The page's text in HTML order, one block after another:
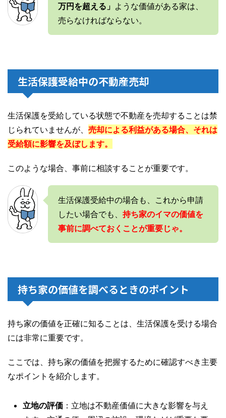
万円を超える」 ような価値がある家は、
売らなければならない。
生活保護受給中の不動産売却
生活保護を受給している状態で不動産を売却することは禁
じられていませんが、 売却による利益がある場合、それは
受給額に影響を及ぼします。
このような場合、事前に相談することが重要です。
生活保護受給中の場合も、これから申請
したい場合でも、 持ち家のイマの価値を
事前に調べておくことが重要じゃ。
持ち家の価値を調べるときのポイント
持ち家の価値を正確に知ることは、生活保護を受ける場合
には非常に重要です。
ここでは、持ち家の価値を把握するために確認すべき主要
なポイントを紹介します。
立地の評価 ：立地は不動産価値に大きな影響を与え